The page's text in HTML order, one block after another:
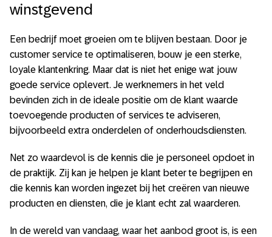
winstgevend
Een bedrijf moet groeien om te blijven bestaan. Door je
customer service te optimaliseren, bouw je een sterke,
loyale klantenkring. Maar dat is niet het enige wat jouw
goede service oplevert. Je werknemers in het veld
bevinden zich in de ideale positie om de klant waarde
toevoegende producten of services te adviseren,
bijvoorbeeld extra onderdelen of onderhoudsdiensten.
Net zo waardevol is de kennis die je personeel opdoet in
de praktijk. Zij kan je helpen je klant beter te begrijpen en
die kennis kan worden ingezet bij het creëren van nieuwe
producten en diensten, die je klant echt zal waarderen.
In de wereld van vandaag, waar het aanbod groot is, is een